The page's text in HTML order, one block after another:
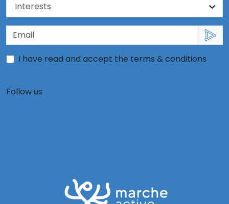
I have read and accept the terms & conditions
Follow us